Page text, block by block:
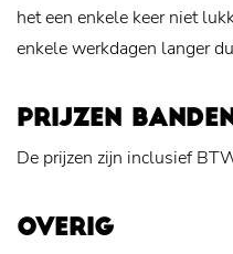
het een enkele keer niet
enkele werkdagen langer
PRIJZEN BANDEN
De prijzen zijn inclusief
OVERIG